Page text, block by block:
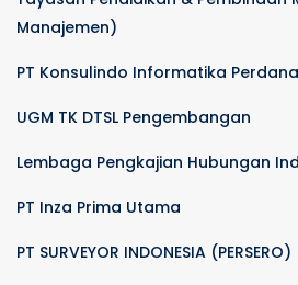
Manajemen)
PT Konsulindo Informatika Perdana
UGM TK DTSL Pengembangan
Lembaga Pengkajian Hubungan
PT Inza Prima Utama
PT SURVEYOR INDONESIA (PERSERO)